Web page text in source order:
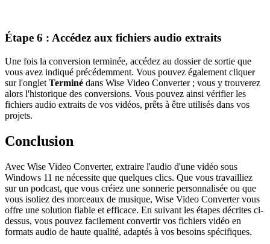
Étape 6 : Accédez aux fichiers audio extraits
Une fois la conversion terminée, accédez au dossier de sortie que
vous avez indiqué précédemment. Vous pouvez également cliquer
sur l'onglet Terminé dans Wise Video Converter ; vous y trouverez
alors l'historique des conversions. Vous pouvez ainsi vérifier les
fichiers audio extraits de vos vidéos, prêts à être utilisés dans vos
projets.
Conclusion
Avec Wise Video Converter, extraire l'audio d'une vidéo sous
Windows 11 ne nécessite que quelques clics. Que vous travailliez
sur un podcast, que vous créiez une sonnerie personnalisée ou que
vous isoliez des morceaux de musique, Wise Video Converter vous
offre une solution fiable et efficace. En suivant les étapes décrites ci-
dessus, vous pouvez facilement convertir vos fichiers vidéo en
formats audio de haute qualité, adaptés à vos besoins spécifiques.